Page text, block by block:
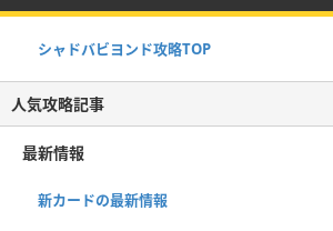
シャドバビヨンド攻略TOP
人気攻略記事
最新情報
新カードの最新情報